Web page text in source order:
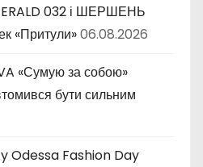
032 і ШЕРШЕНЬ
«Притули»06.08.2026
«Сумую за собою»
бути сильним
Odessa Fashion Day